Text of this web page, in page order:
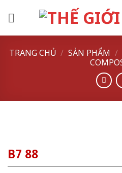
TRANG CHỦ / SẢN PHẨM /
B7 88